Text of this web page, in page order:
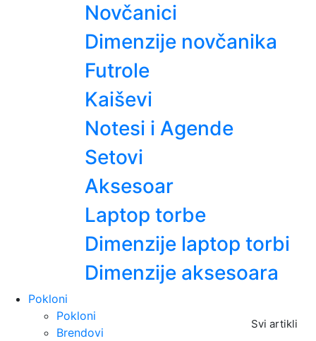
Novčanici
Dimenzije novčanika
Futrole
Kaiševi
Notesi i Agende
Setovi
Aksesoar
Laptop torbe
Dimenzije laptop torbi
Dimenzije aksesoara
Pokloni
Svi artikli
Pokloni
Brendovi